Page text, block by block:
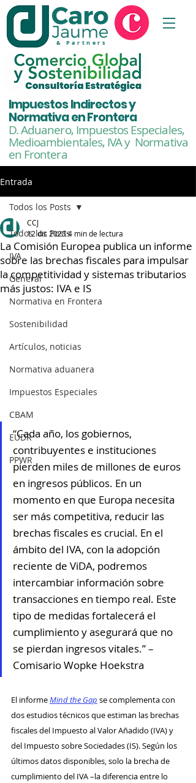
& Partners
Impuestos Indirectos y
Normativa en Frontera
D. Aduanero, Impuestos Especiales,
Medioambientales,IVA y Normativa
en Frontera
Entrada
Todos los Posts
IVA
General
Normativa en Frontera
Sostenibilidad
Artículos, noticias
Normativa aduanera
Impuestos Especiales
CBAM
EUDR
PPWR
Todos los Posts
La Comisión Europea publica un informe
sobre las brechas fiscales para impulsar
la competitividad y sistemas tributarios
más justos: IVA e IS
CCJ
12 dic 20254 min de lectura
“Cada año, los gobiernos,
contribuyentes e instituciones
pierden miles de millones de euros
en ingresos públicos. En un
momento en que Europa necesita
ser más competitiva, reducir las
brechas fiscales es crucial. En el
ámbito del IVA, con la adopción
reciente de ViDA, podremos
intercambiar información sobre
transacciones en tiempo real. Este
tipo de medidas fortalecerá el
cumplimiento y asegurará que no
se pierdan ingresos vitales.” –
Comisario Wopke Hoekstra
El informe Mind the Gap se complementa con
dos estudios técnicos que estiman las brechas
fiscales del Impuesto al Valor Añadido (IVA) y
del Impuesto sobre Sociedades (IS). Según los
últimos datos disponibles, solo la brecha de
cumplimiento del IVA –la diferencia entre lo